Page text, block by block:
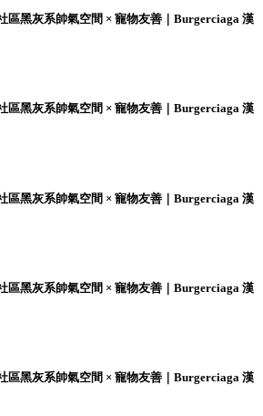
區黑灰系帥氣空間 × 寵物友善｜Burgerciaga 漢
區黑灰系帥氣空間 × 寵物友善｜Burgerciaga 漢
區黑灰系帥氣空間 × 寵物友善｜Burgerciaga 漢
區黑灰系帥氣空間 × 寵物友善｜Burgerciaga 漢
區黑灰系帥氣空間 × 寵物友善｜Burgerciaga 漢